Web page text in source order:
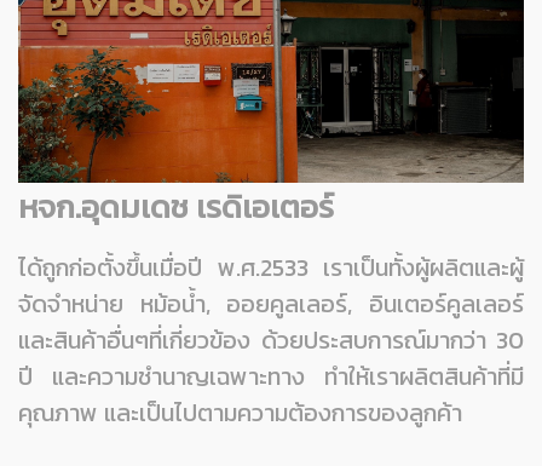
หจก.อุดมเดช เรดิเอเตอร์
ได้ถูกก่อตั้งขึ้นเมื่อปี พ.ศ.2533 เราเป็นทั้งผู้ผลิตและผู้
จัดจำหน่าย หม้อน้ำ, ออยคูลเลอร์, อินเตอร์คูลเลอร์
และสินค้าอื่นๆที่เกี่ยวข้อง ด้วยประสบการณ์มากว่า 30
ปี และความชำนาญเฉพาะทาง ทำให้เราผลิตสินค้าที่มี
คุณภาพ และเป็นไปตามความต้องการของลูกค้า